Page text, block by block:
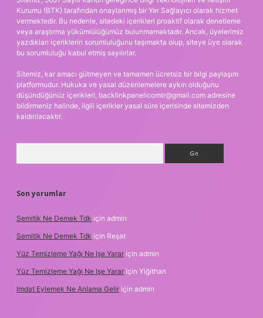
Kurumu (BTK) tarafından onaylanmış bir Yer Sağlayıcı olarak hizmet
vermektedir. Bu nedenle, sitedeki içerikleri proaktif olarak denetleme
veya araştırma yükümlülüğümüz bulunmamaktadır. Ancak, üyelerimiz
yazdıkları içeriklerin sorumluluğunu taşımakta olup, siteye üye olarak
bu sorumluluğu kabul etmiş sayılırlar.
Sitemiz, kar amacı gütmeyen ve tamamen ücretsiz bir bilgi paylaşım
platformudur. Hukuka ve yasal düzenlemelere aykırı olduğunu
düşündüğünüz içerikleri, backlinkpanelicomtr@gmail.com adresine
bildirmeniz halinde, ilgili içerikler yasal süre içerisinde sitemizden
kaldırılacaktır.
Son yorumlar
Semitik Ne Demek Tdk için admin
Semitik Ne Demek Tdk için Reşat
Yüz Temizleme Yağı Ne Işe Yarar için admin
Yüz Temizleme Yağı Ne Işe Yarar için Yiğithan
Imdat Eylemek Ne Anlama Gelir için admin